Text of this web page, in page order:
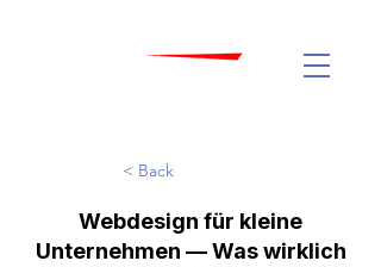
< Back
Webdesign für kleine
Unternehmen — Was wirklich